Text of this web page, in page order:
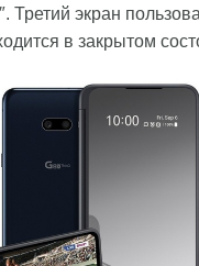
Третий экран
в закрытом